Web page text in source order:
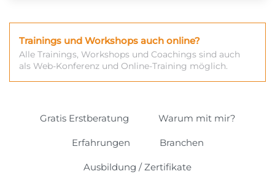
Trainings und Workshops auch online?
Alle Trainings, Workshops und Coachings sind auch
als Web-Konferenz und Online-Training möglich.
Gratis Erstberatung Warum mit mir?
Erfahrungen Branchen
Ausbildung / Zertifikate